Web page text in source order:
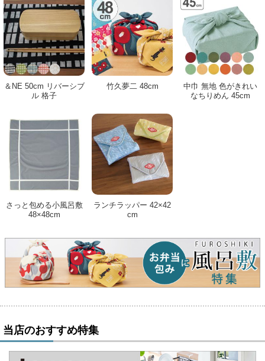
＆NE 50cm リバーシブ
ル 格子
竹久夢二 48cm
中巾 無地 色がきれい
なちりめん 45cm
さっと包める小風呂敷
48×48cm
ランチラッパー 42×42
cm
当店のおすすめ特集